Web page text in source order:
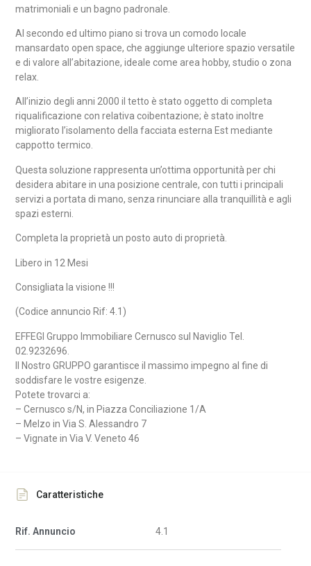
matrimoniali e un bagno padronale.
Al secondo ed ultimo piano si trova un comodo locale
mansardato open space, che aggiunge ulteriore spazio versatile
e di valore all’abitazione, ideale come area hobby, studio o zona
relax.
All’inizio degli anni 2000 il tetto è stato oggetto di completa
riqualificazione con relativa coibentazione; è stato inoltre
migliorato l’isolamento della facciata esterna Est mediante
cappotto termico.
Questa soluzione rappresenta un’ottima opportunità per chi
desidera abitare in una posizione centrale, con tutti i principali
servizi a portata di mano, senza rinunciare alla tranquillità e agli
spazi esterni.
Completa la proprietà un posto auto di proprietà.
Libero in 12 Mesi
Consigliata la visione !!!
(Codice annuncio Rif: 4.1)
EFFEGI Gruppo Immobiliare Cernusco sul Naviglio Tel.
02.9232696.
Il Nostro GRUPPO garantisce il massimo impegno al fine di
soddisfare le vostre esigenze.
Potete trovarci a:
– Cernusco s/N, in Piazza Conciliazione 1/A
– Melzo in Via S. Alessandro 7
– Vignate in Via V. Veneto 46
Caratteristiche
Rif. Annuncio 4.1